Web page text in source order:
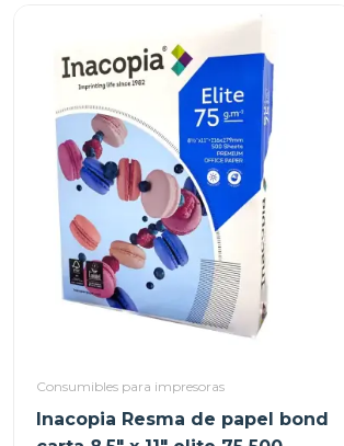
Consumibles para impresoras
Inacopia Resma de papel bond